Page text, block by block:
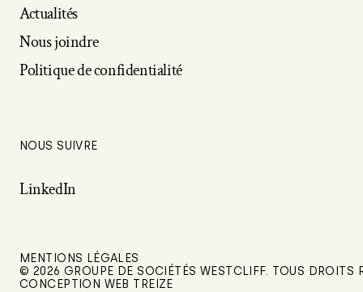
Actualités
Nous joindre
Politique de confidentialité
NOUS SUIVRE
LinkedIn
MENTIONS LÉGALES
© 2026 GROUPE DE SOCIÉTÉS WESTCLIFF. TOUS DROITS
CONCEPTION WEB TREIZE